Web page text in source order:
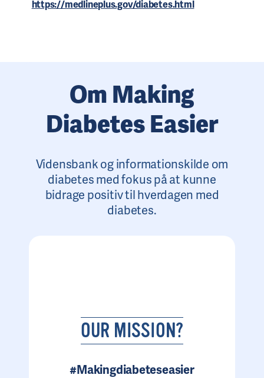
https://medlineplus.gov/diabetes.html
Om Making
Diabetes Easier
Vidensbank og informationskilde om
diabetes med fokus på at kunne
bidrage positiv til hverdagen med
diabetes.
OUR MISSION?
#Makingdiabeteseasier